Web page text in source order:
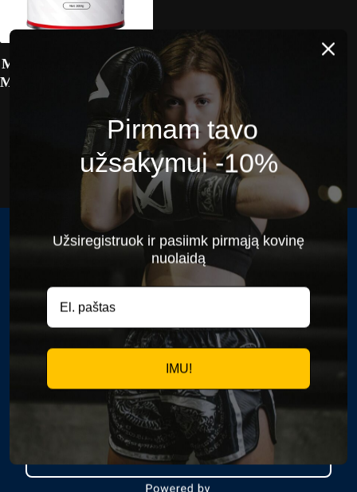
Mikronizuotas Kreatino
Monohidratas ICONFIT
(300 g)
11,90€
Fightgear Lojalumo Klubas
Kontaktai
DUK
Akcijos
PRENUMERUOK NAUJIENAS
Pirmam tavo
užsakymui -10%
Užsiregistruok ir pasiimk pirmąją kovinę
nuolaidą
IMU!